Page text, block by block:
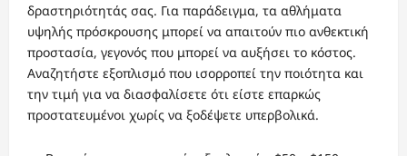
δραστηριότητάς σας. Για παράδειγμα, τα αθλήματα
υψηλής πρόσκρουσης μπορεί να απαιτούν πιο ανθεκτική
προστασία, γεγονός που μπορεί να αυξήσει το κόστος.
Αναζητήστε εξοπλισμό που ισορροπεί την ποιότητα και
την τιμή για να διασφαλίσετε ότι είστε επαρκώς
προστατευμένοι χωρίς να ξοδέψετε υπερβολικά.